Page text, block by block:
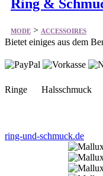
Ring &
MODE > ACCESSOIRES
Bietet einiges aus dem
Ringe Halsschmuck
ring-und-schmuck.de